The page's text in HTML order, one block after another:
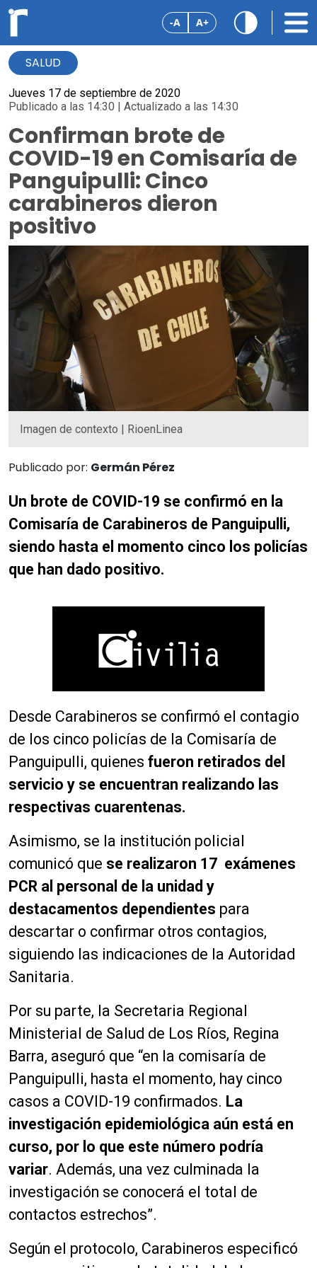
-A A+
SALUD
Jueves 17 de septiembre de 2020
Publicado a las 14:30 | Actualizado a las 14:30
Confirman brote de
COVID-19 en Comisaría de
Panguipulli: Cinco
carabineros dieron
positivo
Imagen de contexto | RioenLinea
Publicado por: Germán Pérez
Un brote de COVID-19 se confirmó en la
Comisaría de Carabineros de Panguipulli,
siendo hasta el momento cinco los policías
que han dado positivo.
Desde Carabineros se confirmó el contagio
de los cinco policías de la Comisaría de
Panguipulli, quienes fueron retirados del
servicio y se encuentran realizando las
respectivas cuarentenas.
Asimismo, se la institución policial
comunicó que se realizaron 17 exámenes
PCR al personal de la unidad y
destacamentos dependientes para
descartar o confirmar otros contagios,
siguiendo las indicaciones de la Autoridad
Sanitaria.
Por su parte, la Secretaria Regional
Ministerial de Salud de Los Ríos, Regina
Barra, aseguró que “en la comisaría de
Panguipulli, hasta el momento, hay cinco
casos a COVID-19 confirmados. La
investigación epidemiológica aún está en
curso, por lo que este número podría
variar. Además, una vez culminada la
investigación se conocerá el total de
contactos estrechos”.
Según el protocolo, Carabineros especificó